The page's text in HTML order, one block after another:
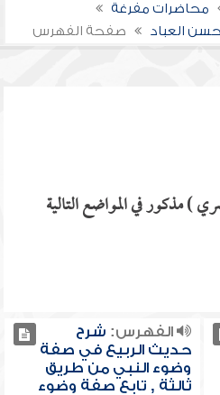
محاضرات مفرغة
العباد صفحة الفهرس
) مذكور في المواضع التالية
الفهرس: شرح
حديث الربيع في صفة
وضوء النبي من طريق
ثالثة , تابع صفة وضوء